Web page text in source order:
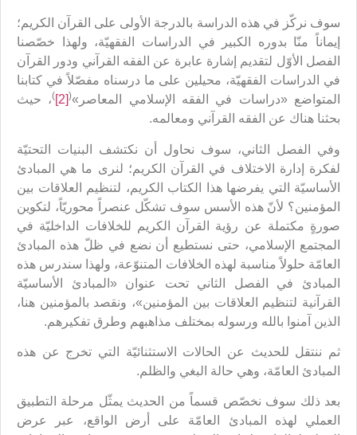
سوف نركّز في هذه الدراسة بالدرجة الأولى على القرآن الكريم؛
إيماناً منّا بدوره الكبير في الدراسات الفقهيّة، ولهذا خصّصنا
الفصل الأوّل لتقديم إشارة عابرة عن الفقه القرآني ودور القرآن
في الدراسات الفقهيّة، محيلين على ما درسناه مفصّلاً في كتابنا
المتواضع «دراسات في الفقه الإسلامي المعاصر»(
[2]
)، حيث
بحثنا هناك عن الفقه القرآني ومعالمه.
وفي الفصل الثاني، سوف نحاول أن نكتشف البنيات التحتيّة
لفكرة إدارة الاختلاف في القرآن الكريم؛ لنرى ما هي المبادئ
الأساسيّة التي يفرضها هذا الكتاب الكريم، لتنظيم العلاقات بين
المؤمنين؟ لأنّ هذه الأسس سوف تشكّل عنصراً محوريّاً، لتكوين
صورةٍ مكتملة عن رؤية القرآن الكريم للخلافات الداخليّة في
المجتمع الإسلامي، حتى نستطيع أن نضع في ظلّ هذه المبادئ
العامّة حلولاً مناسبة لهذه الخلافات المتنوّعة، ولهذا سندرس هذه
المبادئ في الفصل الثاني تحت عنوان «المبادئ الأساسيّة
القرآنية لتنظيم العلاقات بين المؤمنين»، ونقصد بالمؤمنين هنا،
الذين آمنوا بالله ورسوله بمختلف مذاهبهم وطرق تفكيرهم.
ثم ننتقل للحديث عن الحالات الاستثنائيّة التي تخرج عن هذه
المبادئ العامّة، وهي حالة البغي والظلم.
بعد ذلك سوف نخصّص قسماً من الحديث يمثّل مرحلة التطبيق
العملي لهذه المبادئ العامّة على أرض الواقع، عبر عرض